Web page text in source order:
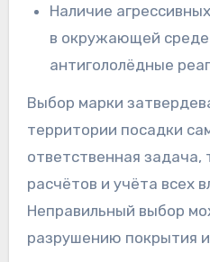
Наличие
в окружающей
антигололёдные
Выбор марки
территории посадки
ответственная
расчётов и учёта всех
Неправильный выбор
разрушению покрытия